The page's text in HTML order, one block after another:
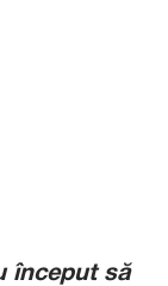
început să